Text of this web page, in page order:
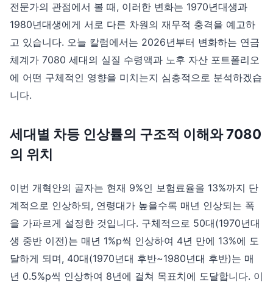
전문가의 관점에서 볼 때, 이러한 변화는 1970년대생과
1980년대생에게 서로 다른 차원의 재무적 충격을 예고하
고 있습니다. 오늘 칼럼에서는 2026년부터 변화하는 연금
체계가 7080 세대의 실질 수령액과 노후 자산 포트폴리오
에 어떤 구체적인 영향을 미치는지 심층적으로 분석하겠습
니다.
세대별 차등 인상률의 구조적 이해와 7080
의 위치
이번 개혁안의 골자는 현재 9%인 보험료율을 13%까지 단
계적으로 인상하되, 연령대가 높을수록 매년 인상되는 폭
을 가파르게 설정한 것입니다. 구체적으로 50대(1970년대
생 중반 이전)는 매년 1%p씩 인상하여 4년 만에 13%에 도
달하게 되며, 40대(1970년대 후반~1980년대 후반)는 매
년 0.5%p씩 인상하여 8년에 걸쳐 목표치에 도달합니다. 이